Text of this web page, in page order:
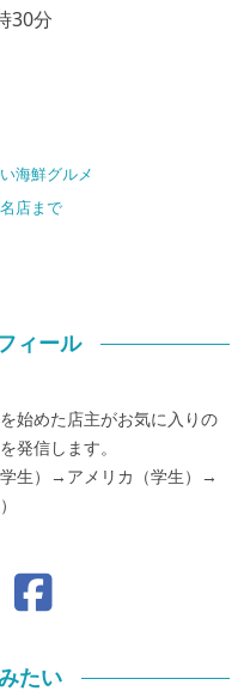
30分
海鮮グルメ
店まで
ィール
始めた店主がお気に入りの
発信します。
生）→アメリカ（学生）→
たい